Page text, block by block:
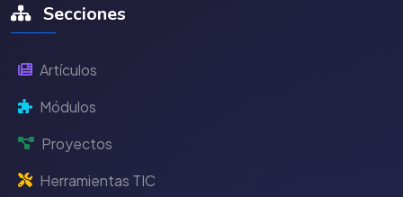
Secciones
Artículos
Módulos
Proyectos
Herramientas TIC